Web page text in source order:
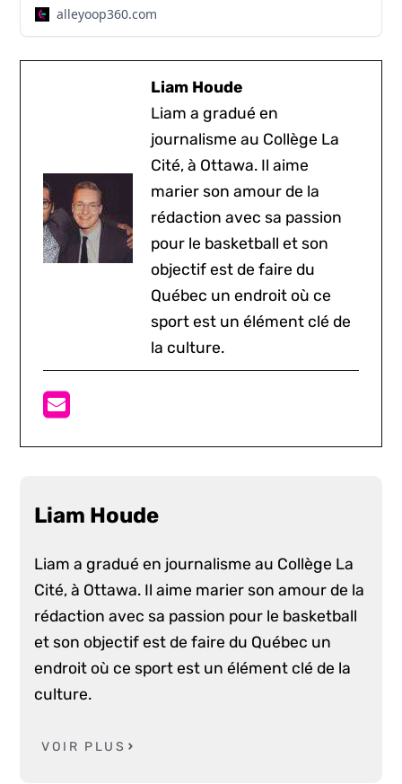
alleyoop360.com
Liam Houde
Liam a gradué en
journalisme au Collège La
Cité, à Ottawa. Il aime
marier son amour de la
rédaction avec sa passion
pour le basketball et son
objectif est de faire du
Québec un endroit où ce
sport est un élément clé de
la culture.
Liam Houde
Liam a gradué en journalisme au Collège La
Cité, à Ottawa. Il aime marier son amour de la
rédaction avec sa passion pour le basketball
et son objectif est de faire du Québec un
endroit où ce sport est un élément clé de la
culture.
VOIR PLUS